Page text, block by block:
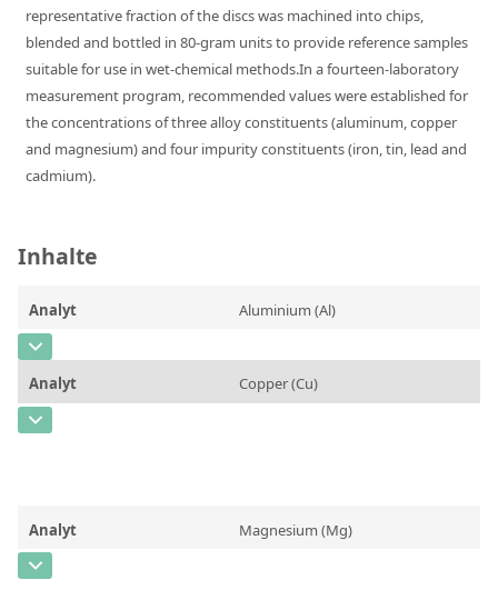
Über Labmix24
Unsere Partner und Marken
Presse und Aktuelles
Messen und Events
FAQ
Karriere bei Labmix24
Kontaktieren Sie uns
representative fraction of the discs was machined into chips,
blended and bottled in 80-gram units to provide reference samples
suitable for use in wet-chemical methods.In a fourteen-laboratory
measurement program, recommended values were established for
the concentrations of three alloy constituents (aluminum, copper
and magnesium) and four impurity constituents (iron, tin, lead and
cadmium).
Inhalte
Analyt Aluminium (Al)
CAS-Nummer
Konzentration 10,85
Einheit
Analyt Copper (Cu)
CAS-Nummer
Zusätzliche Informationen
Analyt Magnesium (Mg)
CAS-Nummer